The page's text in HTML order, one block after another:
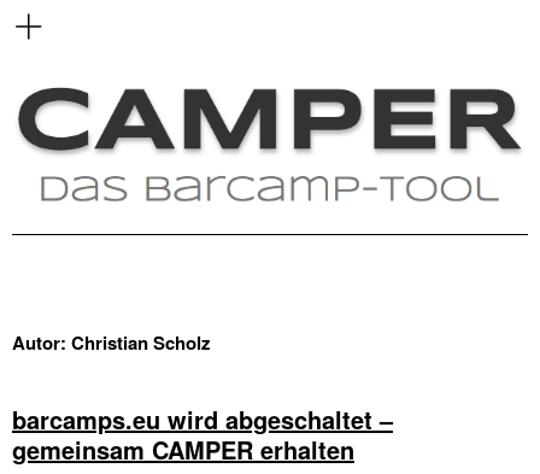
Autor: Christian Scholz
barcamps.eu wird abgeschaltet –
gemeinsam CAMPER erhalten